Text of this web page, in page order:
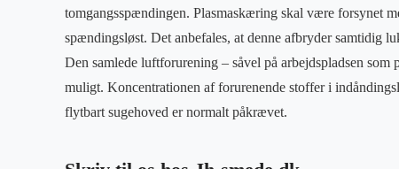
tomgangsspændingen. Plasmaskæring skal være forsynet
spændingsløst. Det anbefales, at denne afbryder samtidig
Den samlede luftforurening – såvel på arbejdspladsen
muligt. Koncentrationen af forurenende stoffer i
flytbart sugehoved er normalt påkrævet.